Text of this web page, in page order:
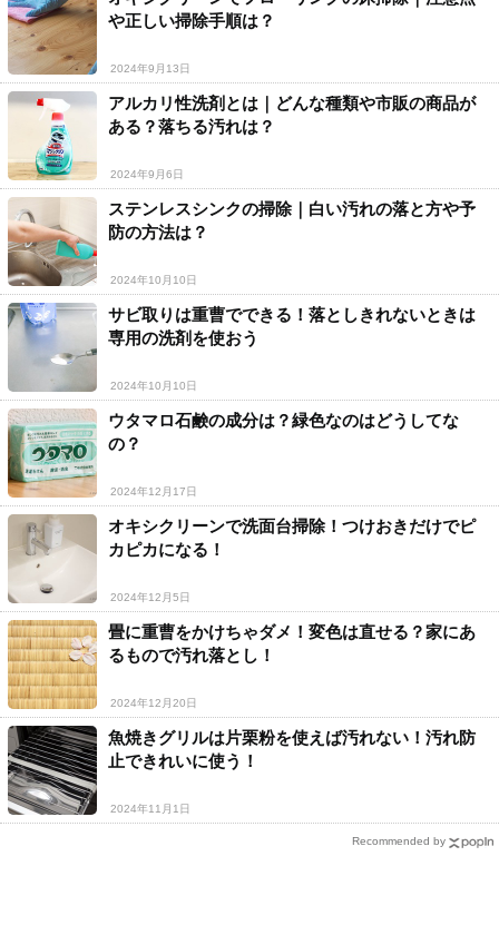
や正しい掃除手順は？
2024年9月13日
アルカリ性洗剤とは｜どんな種類や市販の商品が
ある？落ちる汚れは？
2024年9月6日
ステンレスシンクの掃除｜白い汚れの落と方や予
防の方法は？
2024年10月10日
サビ取りは重曹でできる！落としきれないときは
専用の洗剤を使おう
2024年10月10日
ウタマロ石鹸の成分は？緑色なのはどうしてな
の？
2024年12月17日
オキシクリーンで洗面台掃除！つけおきだけでピ
カピカになる！
2024年12月5日
畳に重曹をかけちゃダメ！変色は直せる？家にあ
るもので汚れ落とし！
2024年12月20日
魚焼きグリルは片栗粉を使えば汚れない！汚れ防
止できれいに使う！
2024年11月1日
Recommended by